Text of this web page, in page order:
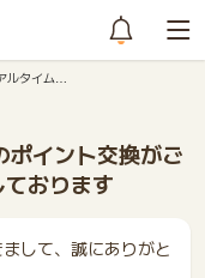
ルタイム…
イント交換がご
おります
して、誠にありがと